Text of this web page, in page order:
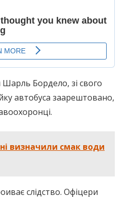
Шарль Бордело, зі свого
автобуса заарештовано,
визначили смак води
слідство. Офіцери